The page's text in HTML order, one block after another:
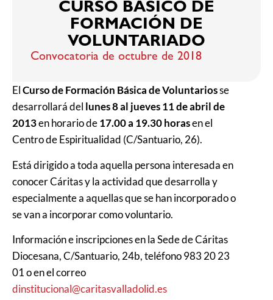
CURSO BÁSICO DE
FORMACIÓN DE
VOLUNTARIADO
Convocatoria de octubre de 2018
ElCurso de Formación Básica de Voluntariosse
desarrollará del lunes 8 al jueves 11 de abril de
2013en horario de17.00 a 19.30 horasen el
Centro de Espiritualidad (C/Santuario, 26).
Está dirigido a toda aquella persona interesada en
conocer Cáritas y la actividad que desarrolla y
especialmente a aquellas que se han incorporado o
se van a incorporar como voluntario.
Información e inscripciones en la Sede de Cáritas
Diocesana, C/Santuario, 24b, teléfono 983 20 23
01 o en el correo
dinstitucional@caritasvalladolid.es